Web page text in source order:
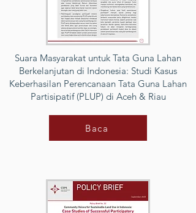
Suara Masyarakat untuk Tata Guna Lahan
Berkelanjutan di Indonesia: Studi Kasus
Keberhasilan Perencanaan Tata Guna Lahan
Partisipatif (PLUP) di Aceh & Riau
Baca